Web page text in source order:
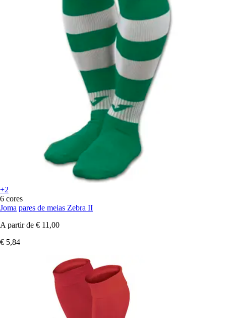
+2
6 cores
Joma pares de meias Zebra II
A partir de € 11,00
€ 5,84